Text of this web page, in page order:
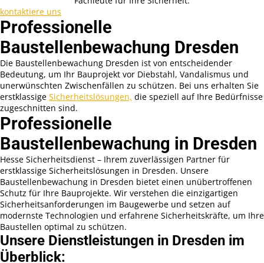
kontaktiere uns
Professionelle
Baustellenbewachung Dresden
Die Baustellenbewachung Dresden ist von entscheidender
Bedeutung, um Ihr Bauprojekt vor Diebstahl, Vandalismus und
unerwünschten Zwischenfällen zu schützen. Bei uns erhalten Sie
erstklassige Sicherheitslösungen, die speziell auf Ihre Bedürfnisse
zugeschnitten sind.
Professionelle
Baustellenbewachung in Dresden
Hesse Sicherheitsdienst – Ihrem zuverlässigen Partner für
erstklassige Sicherheitslösungen in Dresden. Unsere
Baustellenbewachung in Dresden bietet einen unübertroffenen
Schutz für Ihre Bauprojekte. Wir verstehen die einzigartigen
Sicherheitsanforderungen im Baugewerbe und setzen auf
modernste Technologien und erfahrene Sicherheitskräfte, um Ihre
Baustellen optimal zu schützen.
Unsere Dienstleistungen in Dresden im
Überblick: